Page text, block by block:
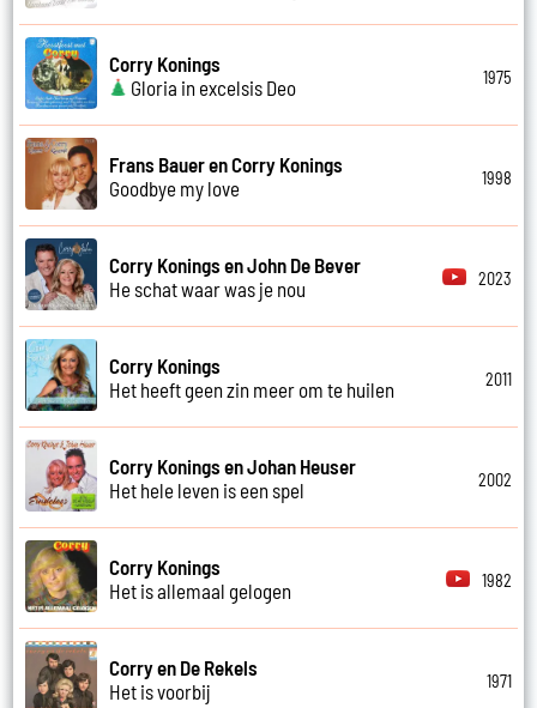
Corry Konings
Gloria in excelsis Deo
1975
Frans Bauer en Corry Konings
Goodbye my love
1998
Corry Konings en John De Bever
He schat waar was je nou
2023
Corry Konings
Het heeft geen zin meer om te huilen
2011
Corry Konings en Johan Heuser
Het hele leven is een spel
2002
Corry Konings
Het is allemaal gelogen
1982
Corry en De Rekels
Het is voorbij
1971